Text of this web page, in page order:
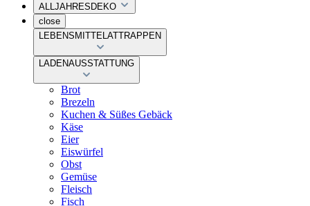
ALLJAHRESDEKO
close
LEBENSMITTELATTRAPPEN
LADENAUSSTATTUNG
Brot
Brezeln
Kuchen & Süßes Gebäck
Käse
Eier
Eiswürfel
Obst
Gemüse
Fleisch
Fisch